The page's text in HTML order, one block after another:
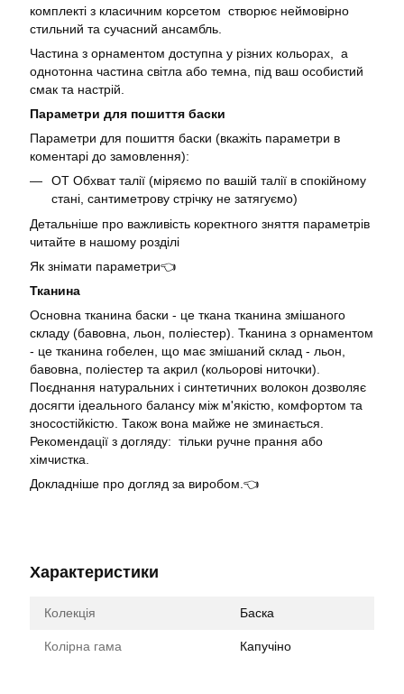
комплекті з класичним корсетом створює неймовірно
стильний та сучасний ансамбль.
Частина з орнаментом доступна у різних кольорах, а
однотонна частина світла або темна, під ваш особистий
смак та настрій.
Параметри для пошиття баски
Параметри для пошиття баски (вкажіть параметри в
коментарі до замовлення):
ОТ Обхват талії (міряємо по вашій талії в спокійному
стані, сантиметрову стрічку не затягуємо)
Детальніше про важливість коректного зняття параметрів
читайте в нашому розділі
Як знімати параметри👈
Тканина
Основна тканина баски - це ткана тканина змішаного
складу (бавовна, льон, поліестер). Тканина з орнаментом
- це тканина гобелен, що має змішаний склад - льон,
бавовна, поліестер та акрил (кольорові ниточки).
Поєднання натуральних і синтетичних волокон дозволяє
досягти ідеального балансу між м'якістю, комфортом та
зносостійкістю. Також вона майже не зминається.
Рекомендації з догляду: тільки ручне прання або
хімчистка.
Докладніше про догляд за виробом.👈
Характеристики
Колекція Баска
Колірна гама Капучіно